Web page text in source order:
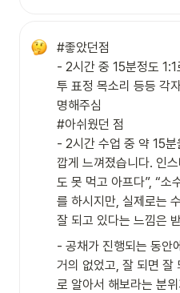
#좋았던점
- 2시간 중 15분정도
투 표정 목소리 등등 각
명해주심
#아쉬웠던 점
- 2시간 수업 중 약 15
깝게 느껴졌습니다. 인
도 못 먹고 아프다”, “소
를 하시지만, 실제로는
잘 되고 있다는 느낌은
- 공채가 진행되는 동안
거의 없었고, 잘 되면 잘
로 알아서 해보라는 분